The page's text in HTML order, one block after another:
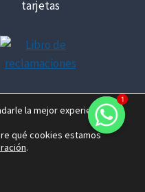
Designed by
la mejor experiencia en
qué cookies estamos
.
1